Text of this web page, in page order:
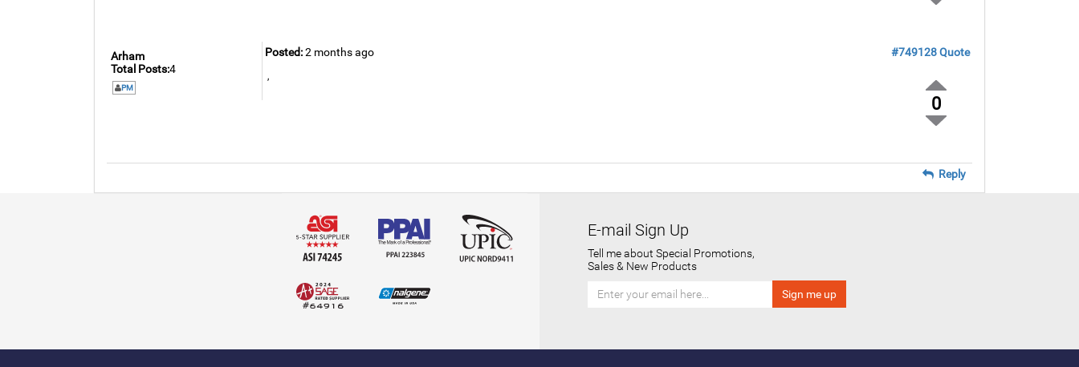
Arham
Total Posts:4
PM
Posted:2 months ago #749128Quote
0
,
Reply
E-mail Sign Up
Tell me about Special Promotions,
Sales & New Products